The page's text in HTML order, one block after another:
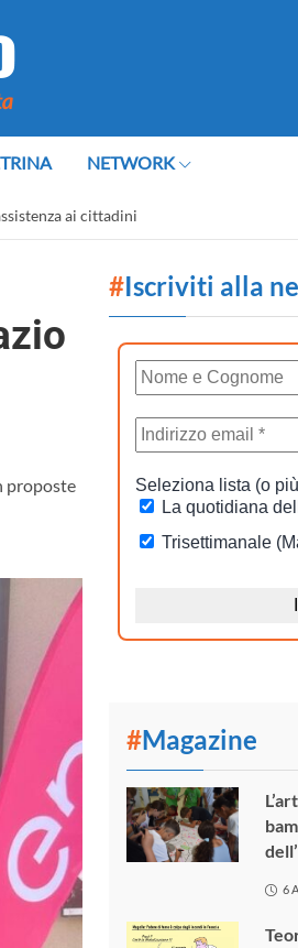
NETWORK
ai cittadini
proposte
#Iscriviti alla
#Magazine
6